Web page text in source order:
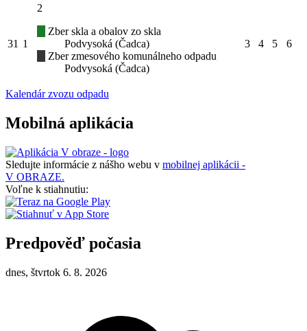
31 1
2
Zber skla a obalov zo skla
Podvysoká (Čadca)
Zber zmesového komunálneho odpadu
Podvysoká (Čadca)
3 4 5 6
Kalendár zvozu odpadu
Mobilná aplikácia
Sledujte informácie z nášho webu v mobilnej aplikácii -
V OBRAZE.
Voľne k stiahnutiu:
Predpověď počasia
dnes, štvrtok 6. 8. 2026